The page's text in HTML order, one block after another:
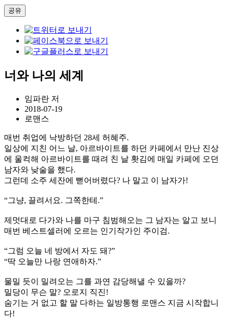
공유
너와 나의 세계
임파란 저
2018-07-19
로맨스
매번 취업에 낙방하던 28세 허혜주.
일상에 지친 어느 날, 아르바이트를 하던 카페에서 만난 진상
에 울컥해 아르바이트를 때려 친 날 홧김에 매일 카페에 오던
남자와 낮술을 했다.
그런데 소주 세잔에 뻗어버렸다? 나 말고 이 남자가!
“그냥, 끌려서요. 그쪽한테.”
제멋대로 다가와 나를 마구 침범해오는 그 남자는 알고 보니
매번 베스트셀러에 오르는 인기작가인 주이검.
“그럼 오늘 네 방에서 자도 돼?”
“딱 오늘만 나랑 연애하자.”
물밀 듯이 밀려오는 그를 과연 감당해낼 수 있을까?
밀당이 무슨 말? 오로지 직진!
숨기는 거 없고 할 말 다하는 일방통행 로맨스 지금 시작합니
다!